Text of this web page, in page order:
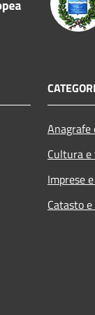
Cultura
Imprese
Catasto